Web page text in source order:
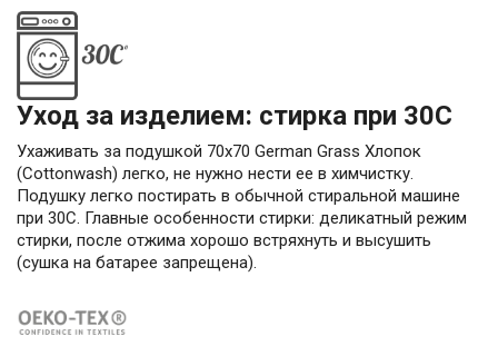
Уход за изделием: стирка при 30С
Ухаживать за подушкой 70х70 German Grass Хлопок
(Cottonwash) легко, не нужно нести ее в химчистку.
Подушку легко постирать в обычной стиральной машине
при 30С. Главные особенности стирки: деликатный режим
стирки, после отжима хорошо встряхнуть и высушить
(сушка на батарее запрещена).